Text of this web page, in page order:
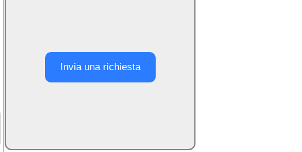
Invia una richiesta